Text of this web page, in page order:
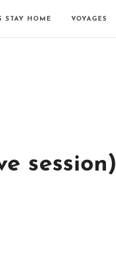
STAY HOME VOYAGES
session)